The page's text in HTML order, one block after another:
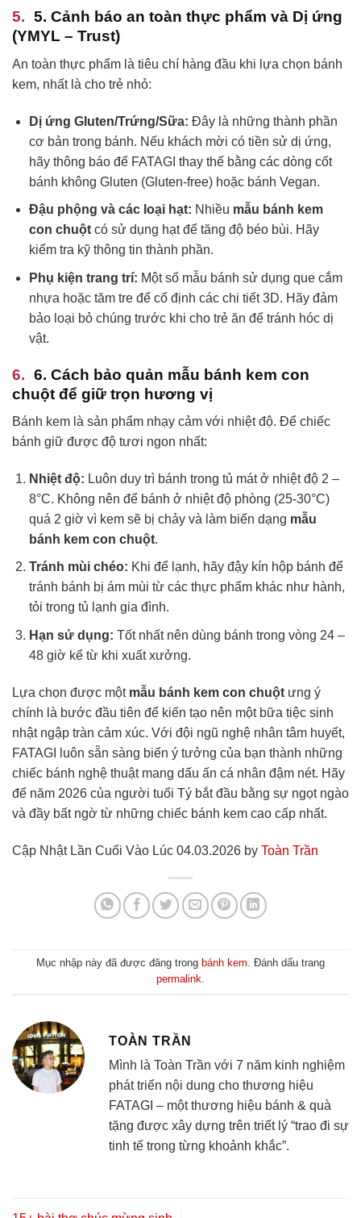
5. Cảnh báo an toàn thực phẩm và Dị ứng
(YMYL – Trust)
An toàn thực phẩm là tiêu chí hàng đầu khi lựa chọn bánh
kem, nhất là cho trẻ nhỏ:
Dị ứng Gluten/Trứng/Sữa: Đây là những thành phần
cơ bản trong bánh. Nếu khách mời có tiền sử dị ứng,
hãy thông báo để FATAGI thay thế bằng các dòng cốt
bánh không Gluten (Gluten-free) hoặc bánh Vegan.
Đậu phộng và các loại hạt: Nhiều mẫu bánh kem
con chuộtcó sử dụng hạt để tăng độ béo bùi. Hãy
kiểm tra kỹ thông tin thành phần.
Phụ kiện trang trí: Một số mẫu bánh sử dụng que cắm
nhựa hoặc tăm tre để cố định các chi tiết 3D. Hãy đảm
bảo loại bỏ chúng trước khi cho trẻ ăn để tránh hóc dị
vật.
6. Cách bảo quản mẫu bánh kem con
chuột để giữ trọn hương vị
Bánh kem là sản phẩm nhạy cảm với nhiệt độ. Để chiếc
bánh giữ được độ tươi ngon nhất:
Nhiệt độ: Luôn duy trì bánh trong tủ mát ở nhiệt độ 2 –
8°C. Không nên để bánh ở nhiệt độ phòng (25-30°C)
quá 2 giờ vì kem sẽ bị chảy và làm biến dạng mẫu
bánh kem con chuột.
Tránh mùi chéo: Khi để lạnh, hãy đậy kín hộp bánh để
tránh bánh bị ám mùi từ các thực phẩm khác như hành,
tỏi trong tủ lạnh gia đình.
Hạn sử dụng: Tốt nhất nên dùng bánh trong vòng 24 –
48 giờ kể từ khi xuất xưởng.
Lựa chọn được một mẫu bánh kem con chuột ưng ý
chính là bước đầu tiên để kiến tạo nên một bữa tiệc sinh
nhật ngập tràn cảm xúc. Với đội ngũ nghệ nhân tâm huyết,
FATAGI luôn sẵn sàng biến ý tưởng của bạn thành những
chiếc bánh nghệ thuật mang dấu ấn cá nhân đậm nét. Hãy
để năm 2026 của người tuổi Tý bắt đầu bằng sự ngọt ngào
và đầy bất ngờ từ những chiếc bánh kem cao cấp nhất.
Cập Nhật Lần Cuối Vào Lúc 04.03.2026 by Toàn Trần
Mục nhập này đã được đăng trong bánh kem. Đánh dấu trang
permalink.
TOÀN TRẦN
Mình là Toàn Trần với 7 năm kinh nghiệm
phát triển nội dung cho thương hiệu
FATAGI – một thương hiệu bánh & quà
tặng được xây dựng trên triết lý “trao đi sự
tinh tế trong từng khoảnh khắc”.